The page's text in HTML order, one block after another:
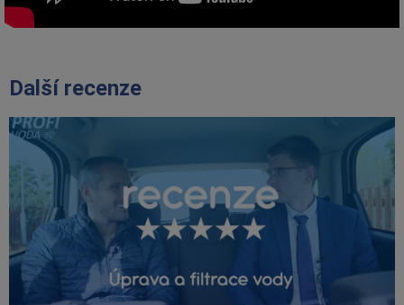
Další recenze